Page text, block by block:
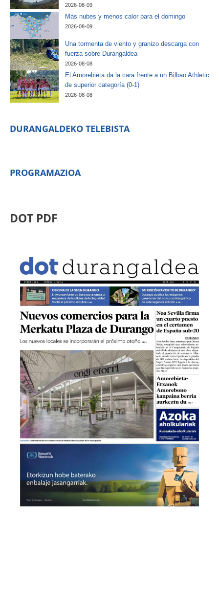
2026-08-09
Más nubes y menos calor para el domingo
2026-08-09
Una tormenta de viento y granizo descarga con
fuerza sobre Durangaldea
2026-08-08
El Amorebieta da la cara frente a un Bilbao Athletic
de superior categoría (0-1)
2026-08-08
DURANGALDEKO TELEBISTA
PROGRAMAZIOA
DOT PDF